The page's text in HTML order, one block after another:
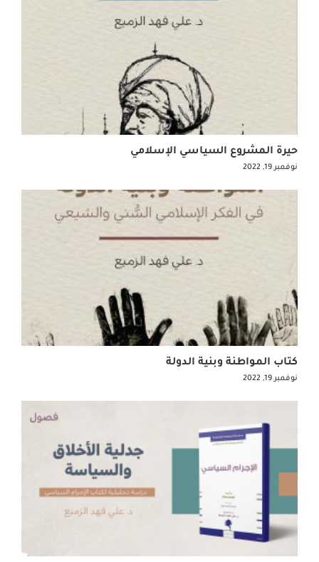
حيرة المشروع السياسي الإسلامي
نوفمبر 19, 2022
كتاب المواطنة وبنية الدولة
نوفمبر 19, 2022